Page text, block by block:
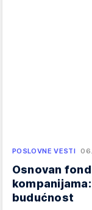
POSLOVNE VESTI
Osnovan
budućnost